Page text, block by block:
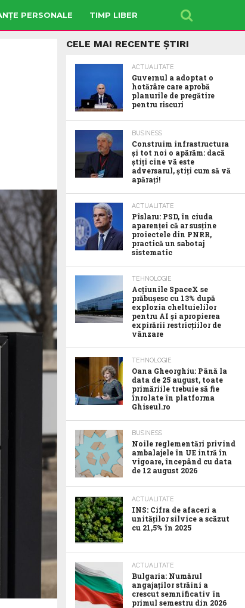
PERSONALE TIMP LIBER
CELE MAI RECENTE ȘTIRI
ACTUALITATE
Guvernul a adoptat o
hotărâre care aprobă
planurile de pregătire
pentru riscuri
BUSINESS
Construim infrastructura
și tot noi o apărăm: dacă
știți cine vă este
adversarul, știți cum să vă
apărați!
ACTUALITATE
Pîslaru: PSD, în ciuda
aparenței că ar susține
proiectele din PNRR,
practică un sabotaj
sistematic
TEHNOLOGIE
Acţiunile SpaceX se
prăbuşesc cu 13% după
explozia cheltuielilor
pentru AI şi apropierea
expirării restricţiilor de
vânzare
TEHNOLOGIE
Oana Gheorghiu: Până la
data de 25 august, toate
primăriile trebuie să fie
înrolate în platforma
Ghiseul.ro
BUSINESS
Noile reglementări privind
ambalajele în UE intră în
vigoare, începând cu data
de 12 august 2026
ACTUALITATE
INS: Cifra de afaceri a
unităților silvice a scăzut
cu 21,5% în 2025
ACTUALITATE
Bulgaria: Numărul
angajaților străini a
crescut semnificativ în
primul semestru din 2026